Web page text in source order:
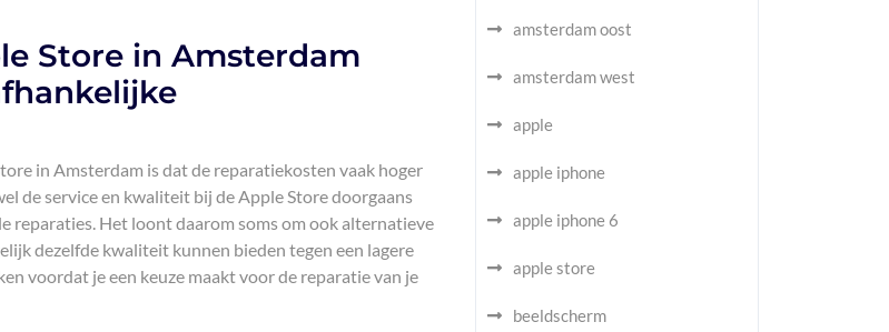
Store in Amsterdam
in Amsterdam is dat de reparatiekosten vaak hoger
de service en kwaliteit bij de Apple Store doorgaans
reparaties. Het loont daarom soms om ook alternatieve
dezelfde kwaliteit kunnen bieden tegen een lagere
voordat je een keuze maakt voor de reparatie van je
amsterdam oost
amsterdam west
apple
apple iphone
apple iphone 6
apple store
beeldscherm